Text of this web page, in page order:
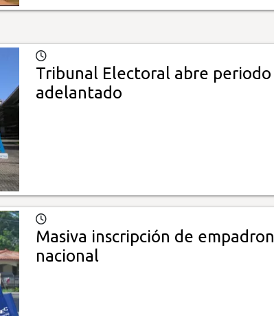
Tribunal Electoral abre
adelantado
Masiva inscripción de
nacional